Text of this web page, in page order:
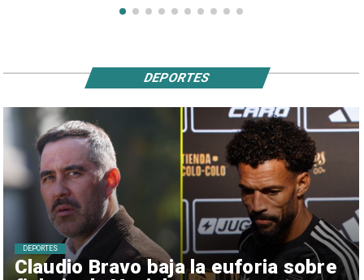
Claudio Bravo baja la euforia sobre
DEPORTES
DEPORTES